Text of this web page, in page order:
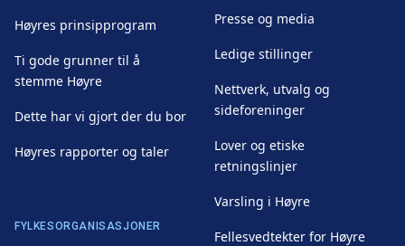
Høyres prinsipprogram
Ti gode grunner til å
stemme Høyre
Dette har vi gjort der du bor
Høyres rapporter og taler
Presse og media
Ledige stillinger
Nettverk, utvalg og
sideforeninger
Lover og etiske
retningslinjer
Varsling i Høyre
Fellesvedtekter for Høyre
FYLKESORGANISASJONER